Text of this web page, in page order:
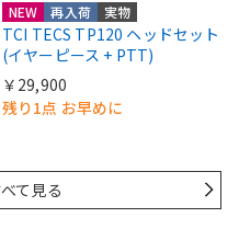
NEW 再入荷 実物
TCI TECS TP120 ヘッドセット
(イヤーピース + PTT)
￥29,900
残り1点 お早めに
て見る